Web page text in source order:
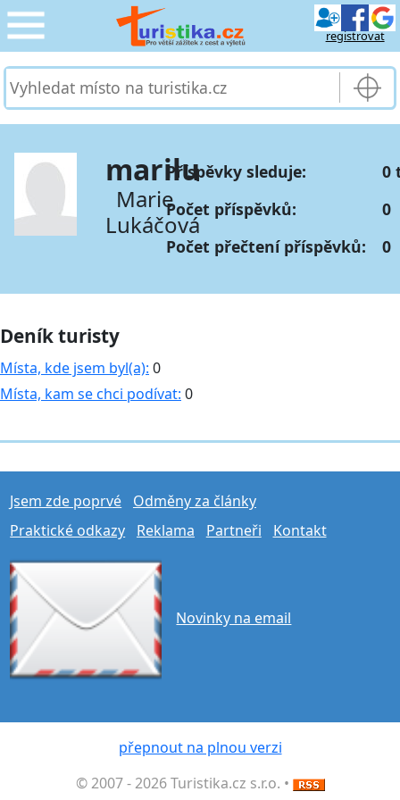
registrovat
CESTOVÁNÍ
SLUŽBY & DOPRAVA ›
PRO TURISTY ›
MOJE TURISTIKA ›
marilu
Marie
Lukáčová
Příspěvky sleduje:
0
Počet příspěvků:
0
Počet přečtení příspěvků:
0
Deník turisty
Místa, kde jsem byl(a): 0
Místa, kam se chci podívat: 0
Jsem zde poprvé
Odměny za články
Praktické odkazy
Reklama Partneři Kontakt
Novinky na email
přepnout na plnou verzi
© 2007 - 2026 Turistika.cz s.r.o. •